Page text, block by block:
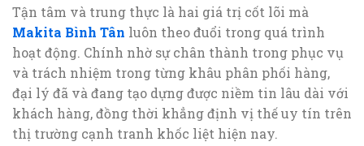
Tận tâm và trung thực là hai giá trị cốt lõi mà
Makita Bình Tân luôn theo đuổi trong quá trình
hoạt động. Chính nhờ sự chân thành trong phục vụ
và trách nhiệm trong từng khâu phân phối hàng,
đại lý đã và đang tạo dựng được niềm tin lâu dài với
khách hàng, đồng thời khẳng định vị thế uy tín trên
thị trường cạnh tranh khốc liệt hiện nay.